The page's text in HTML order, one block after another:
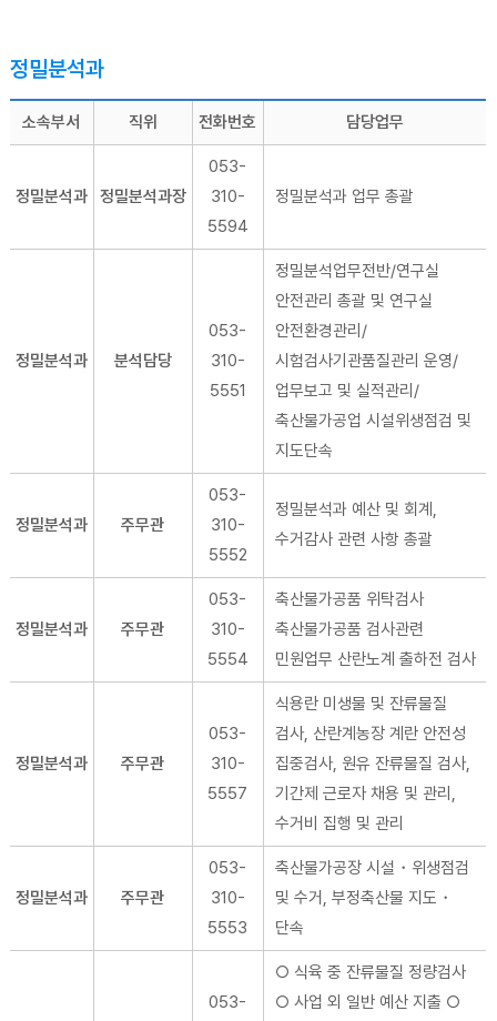
정밀분석과
소속부서 직위 전화번호 담당업무
정밀분석과 정밀분석과장
053-
310-
5594
정밀분석과 업무 총괄
정밀분석과 분석담당
053-
310-
5551
정밀분석업무전반/연구실
안전관리 총괄 및 연구실
안전환경관리/
시험검사기관품질관리 운영/
업무보고 및 실적관리/
축산물가공업 시설위생점검 및
지도단속
정밀분석과 주무관
053-
310-
5552
정밀분석과 예산 및 회계,
수거감사 관련 사항 총괄
정밀분석과 주무관
053-
310-
5554
축산물가공품 위탁검사
축산물가공품 검사관련
민원업무 산란노계 출하전 검사
정밀분석과 주무관
053-
310-
5557
식용란 미생물 및 잔류물질
검사, 산란계농장 계란 안전성
집중검사, 원유 잔류물질 검사,
기간제 근로자 채용 및 관리,
수거비 집행 및 관리
정밀분석과 주무관
053-
310-
5553
축산물가공장 시설・위생점검
및 수거, 부정축산물 지도・
단속
053-
○ 식육 중 잔류물질 정량검사
○ 사업 외 일반 예산 지출 ○